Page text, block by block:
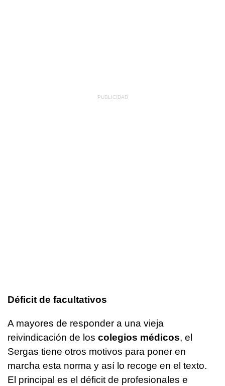
Déficit de facultativos
A mayores de responder a una vieja
reivindicación de los colegios médicos, el
Sergas tiene otros motivos para poner en
marcha esta norma y así lo recoge en el texto.
El principal es el déficit de profesionales e